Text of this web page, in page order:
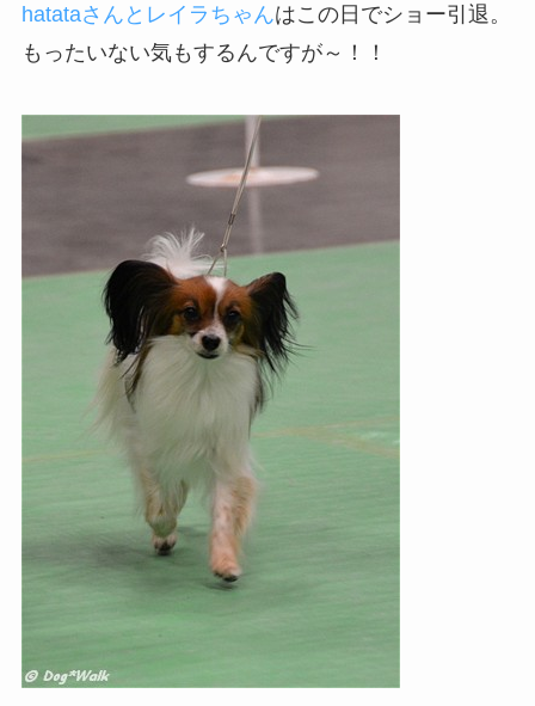
hatataさんとレイラちゃんはこの日でショー引退。
もったいない気もするんですが～！！